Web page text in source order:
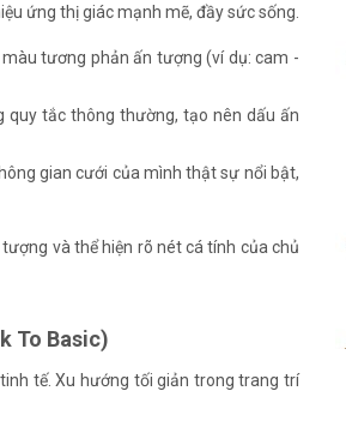
ứng thị giác mạnh mẽ, đầy sức sống.
tương phản ấn tượng (ví dụ: cam -
quy tắc thông thường, tạo nên dấu ấn
gian cưới của mình thật sự nổi bật,
và thể hiện rõ nét cá tính của chủ
To Basic)
tế. Xu hướng tối giản trong trang trí